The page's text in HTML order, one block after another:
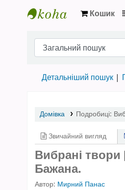
Кошик
Детальніший пошук
Домівка Подробиці:
Звичайний вигляд
Вибрані твори
Бажана.
Автор: Мирний Панас